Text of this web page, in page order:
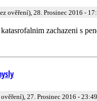
ověření), 28. Prosinec 2016 -
zachazeni s
27. Prosinec 2016 - 23:49